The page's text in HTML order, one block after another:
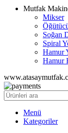
Mutfak
Mikser
Soğan
Spiral
Hamur
Hamur
Menü
Kategoriler